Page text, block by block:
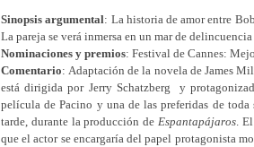
Sinopsis argumental: La historia de amor entre
La pareja se verá inmersa en un mar de
Nominaciones y premios: Festival de Cannes:
Comentario: Adaptación de la novela de James
está dirigida por Jerry Schatzberg y
película de Pacino y una de las preferidas de
tarde, durante la producción de Espantapájaros. El
que el actor se encargaría del papel protagonista